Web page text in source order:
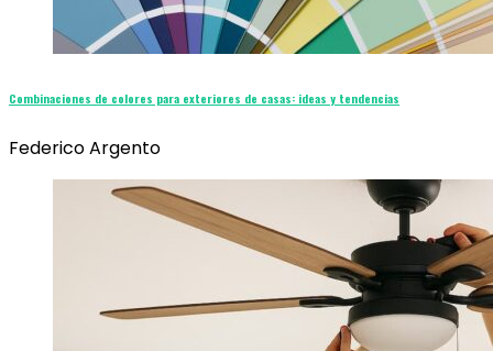
Combinaciones de colores para exteriores de casas: ideas y tendencias
Federico Argento